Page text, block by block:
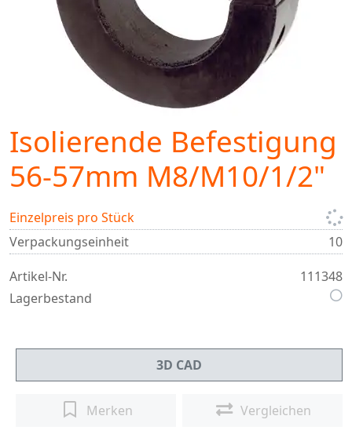
Isolierende Befestigung
56-57mm M8/M10/1/2"
Einzelpreis pro Stück
Verpackungseinheit
10
Artikel-Nr.
111348
Lagerbestand
3D CAD
Merken Vergleichen